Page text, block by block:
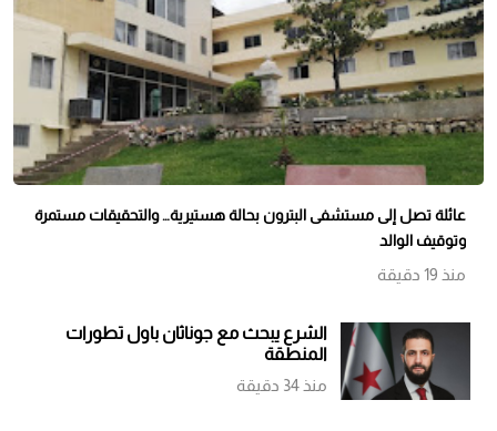
عائلة تصل إلى مستشفى البترون بحالة هستيرية… والتحقيقات مستمرة
وتوقيف الوالد
منذ 19 دقيقة
الشرع يبحث مع جوناثان باول تطورات
المنطقة
منذ 34 دقيقة